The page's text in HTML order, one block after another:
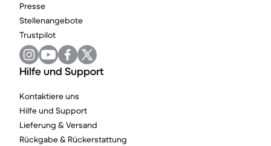
Presse
Stellenangebote
Trustpilot
Hilfe und Support
Kontaktiere uns
Hilfe und Support
Lieferung & Versand
Rückgabe & Rückerstattung